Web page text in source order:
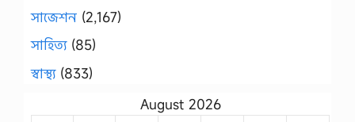
সাজেশন (2,167)
সাহিত্য(85)
স্বাস্থ্য(833)
August 2026